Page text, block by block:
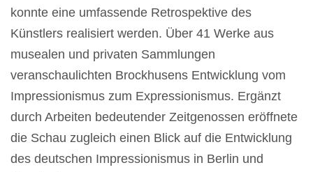
konnte eine umfassende Retrospektive des
Künstlers realisiert werden. Über 41 Werke aus
musealen und privaten Sammlungen
veranschaulichten Brockhusens Entwicklung vom
Impressionismus zum Expressionismus. Ergänzt
durch Arbeiten bedeutender Zeitgenossen eröffnete
die Schau zugleich einen Blick auf die Entwicklung
des deutschen Impressionismus in Berlin und